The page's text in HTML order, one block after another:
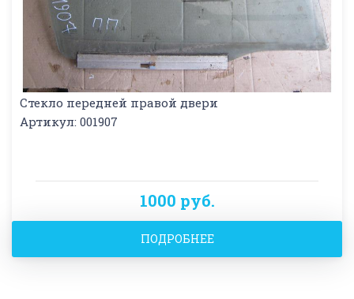
Стекло передней правой двери
Артикул: 001907
1000 руб.
ПОДРОБНЕЕ